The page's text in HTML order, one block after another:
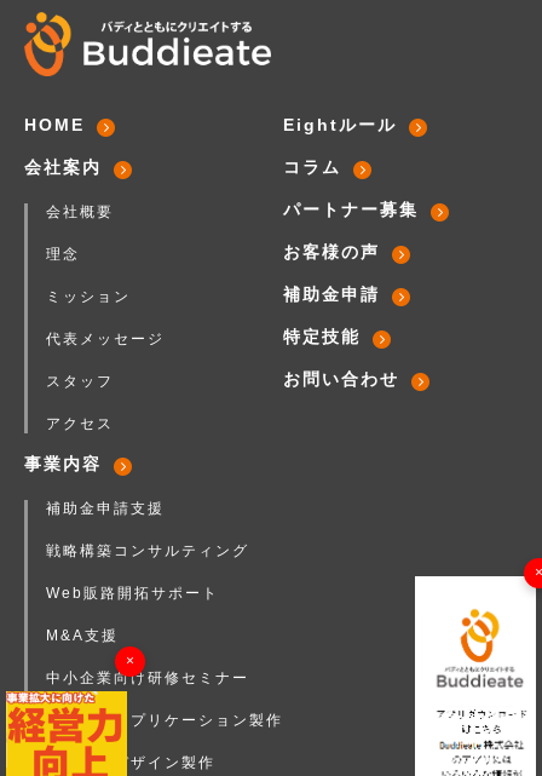
×
×
HOME
会社案内
会社概要
理念
ミッション
代表メッセージ
スタッフ
アクセス
事業内容
補助金申請支援
戦略構築コンサルティング
Web販路開拓サポート
M&A支援
中小企業向け研修セミナー
店舗向けアプリケーション製作
企業ロゴデザイン製作
Eightルール
コラム
パートナー募集
お客様の声
補助金申請
特定技能
お問い合わせ